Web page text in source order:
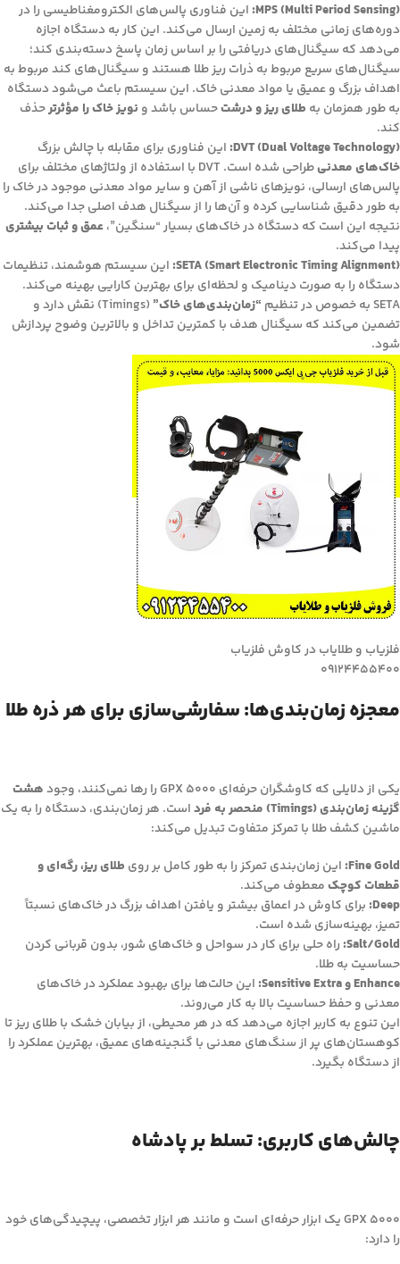
MPS (Multi Period Sensing): این فناوری پالس‌های الکترومغناطیسی را در
دوره‌های زمانی مختلف به زمین ارسال می‌کند. این کار به دستگاه اجازه
می‌دهد که سیگنال‌های دریافتی را بر اساس زمان پاسخ دسته‌بندی کند؛
سیگنال‌های سریع مربوط به ذرات ریز طلا هستند و سیگنال‌های کند مربوط به
اهداف بزرگ و عمیق یا مواد معدنی خاک. این سیستم باعث می‌شود دستگاه
به طور همزمان به طلای ریز و درشتحساس باشد و نویز خاک را مؤثرترحذف
کند.
DVT (Dual Voltage Technology): این فناوری برای مقابله با چالش بزرگ
خاک‌های معدنی
طراحی شده است. DVT با استفاده از ولتاژهای مختلف برای
پالس‌های ارسالی، نویزهای ناشی از آهن و سایر مواد معدنی موجود در خاک را
به طور دقیق شناسایی کرده و آن‌ها را از سیگنال هدف اصلی جدا می‌کند.
نتیجه این است که دستگاه در خاک‌های بسیار “سنگین”،عمق و ثبات بیشتری
پیدا می‌کند.
SETA (Smart Electronic Timing Alignment): این سیستم هوشمند، تنظیمات
دستگاه را به صورت دینامیک و لحظه‌ای برای بهترین کارایی بهینه می‌کند.
SETA به خصوص در تنظیم
“زمان‌بندی‌های خاک”
(Timings) نقش دارد و
تضمین می‌کند که سیگنال هدف با کمترین تداخل و بالاترین وضوح پردازش
شود.
فلزیاب و طلایاب در کاوش فلزیاب
09124455400
معجزه زمان‌بندی‌ها: سفارشی‌سازی برای هر ذره طلا
یکی از دلایلی که کاوشگران حرفه‌ای GPX 5000 را رها نمی‌کنند، وجود
هشت
گزینه زمان‌بندی (Timings) منحصر به فرد
است. هر زمان‌بندی، دستگاه را به یک
ماشین کشف طلا با تمرکز متفاوت تبدیل می‌کند:
Fine Gold: این زمان‌بندی تمرکز را به طور کامل بر روی طلای ریز، رگه‌ای و
قطعات کوچکمعطوف می‌کند.
Deep: برای کاوش در اعماق بیشتر و یافتن اهداف بزرگ در خاک‌های نسبتاً
تمیز، بهینه‌سازی شده است.
Salt/Gold: راه حلی برای کار در سواحل و خاک‌های شور، بدون قربانی کردن
حساسیت به طلا.
Enhance و Sensitive Extra:
این حالت‌ها برای بهبود عملکرد در خاک‌های
معدنی و حفظ حساسیت بالا به کار می‌روند.
این تنوع به کاربر اجازه می‌دهد که در هر محیطی، از بیابان خشک با طلای ریز تا
کوهستان‌های پر از سنگ‌های معدنی با گنجینه‌های عمیق، بهترین عملکرد را
از دستگاه بگیرد.
چالش‌های کاربری: تسلط بر پادشاه
GPX 5000 یک ابزار حرفه‌ای است و مانند هر ابزار تخصصی، پیچیدگی‌های خود
را دارد: